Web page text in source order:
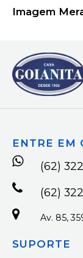
Imagem
ENTRE EM
(62)
(62)
Av. 85,
SUPORTE